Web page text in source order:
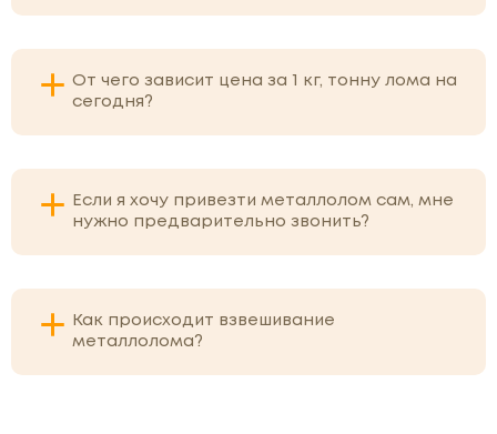
От чего зависит цена за 1 кг, тонну лома на
сегодня?
Если я хочу привезти металлолом сам, мне
нужно предварительно звонить?
Как происходит взвешивание
металлолома?